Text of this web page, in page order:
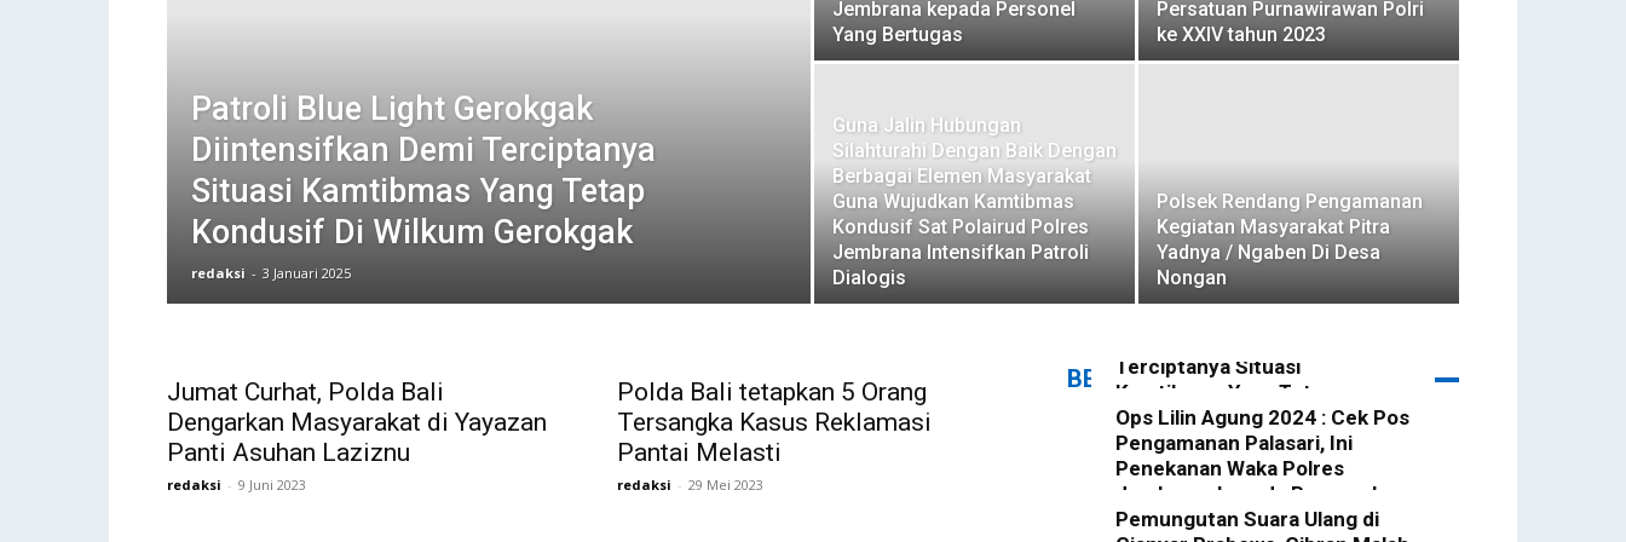
Patroli Blue Light Gerokgak
Diintensifkan Demi Terciptanya
Situasi Kamtibmas Yang Tetap
Kondusif Di Wilkum Gerokgak
redaksi - 3 Januari 2025
Jembrana kepada Personel
Yang Bertugas
Persatuan Purnawirawan Polri
ke XXIV tahun 2023
Guna Jalin Hubungan
Silahturahi Dengan Baik Dengan
Berbagai Elemen Masyarakat
Guna Wujudkan Kamtibmas
Kondusif Sat Polairud Polres
Jembrana Intensifkan Patroli
Dialogis
Polsek Rendang Pengamanan
Kegiatan Masyarakat Pitra
Yadnya / Ngaben Di Desa
Nongan
Jumat Curhat, Polda Bali
Dengarkan Masyarakat di Yayazan
Panti Asuhan Laziznu
redaksi - 9 Juni 2023
Polda Bali tetapkan 5 Orang
Tersangka Kasus Reklamasi
Pantai Melasti
redaksi - 29 Mei 2023
BERITA TERBARU
Terciptanya Situasi
Kamtibmas Yang Tetap
Kondusif Di Wilkum Gerokgak
redaksi - 3 Januari 2025
Ops Lilin Agung 2024 : Cek Pos
Pengamanan Palasari, Ini
Penekanan Waka Polres
Jembrana kepada Personel
Yang Bertugas
Pemungutan Suara Ulang di